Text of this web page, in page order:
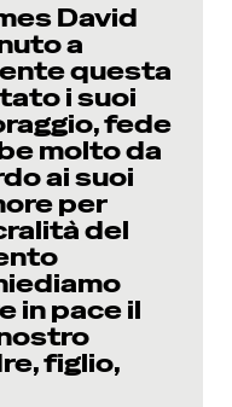
David
a
questa
i suoi
fede
molto da
ai suoi
per
del
in pace il
figlio,